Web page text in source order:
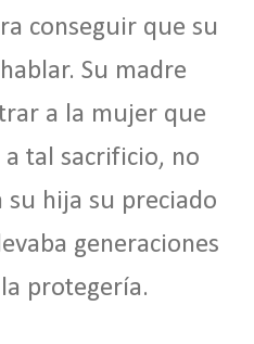
conseguir que su
Su madre
a la mujer que
tal sacrificio, no
su hija su preciado
generaciones
protegería.